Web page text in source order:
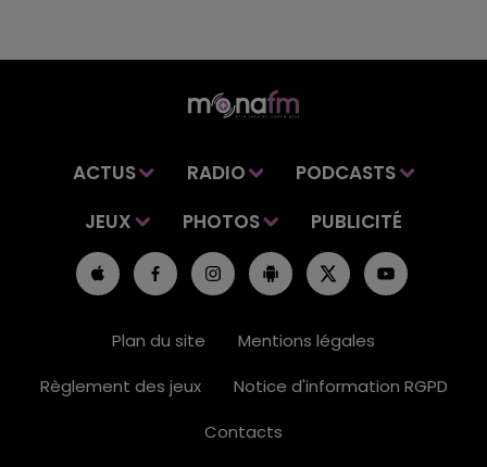
ACTUS RADIO
PODCASTS
JEUX
PHOTOS PUBLICITÉ
Plan du site
Mentions légales
Règlement des jeux
Notice d'information RGPD
Contacts